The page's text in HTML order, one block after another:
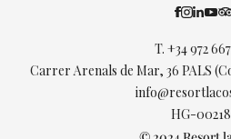
T. +34 972
Carrer Arenals de Mar, 36 PALS
HG-